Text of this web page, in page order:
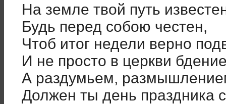
На земле твой путь
Будь перед собою честен,
Чтоб итог недели верно
И не просто в церкви
А раздумьем,
Должен ты день праздника